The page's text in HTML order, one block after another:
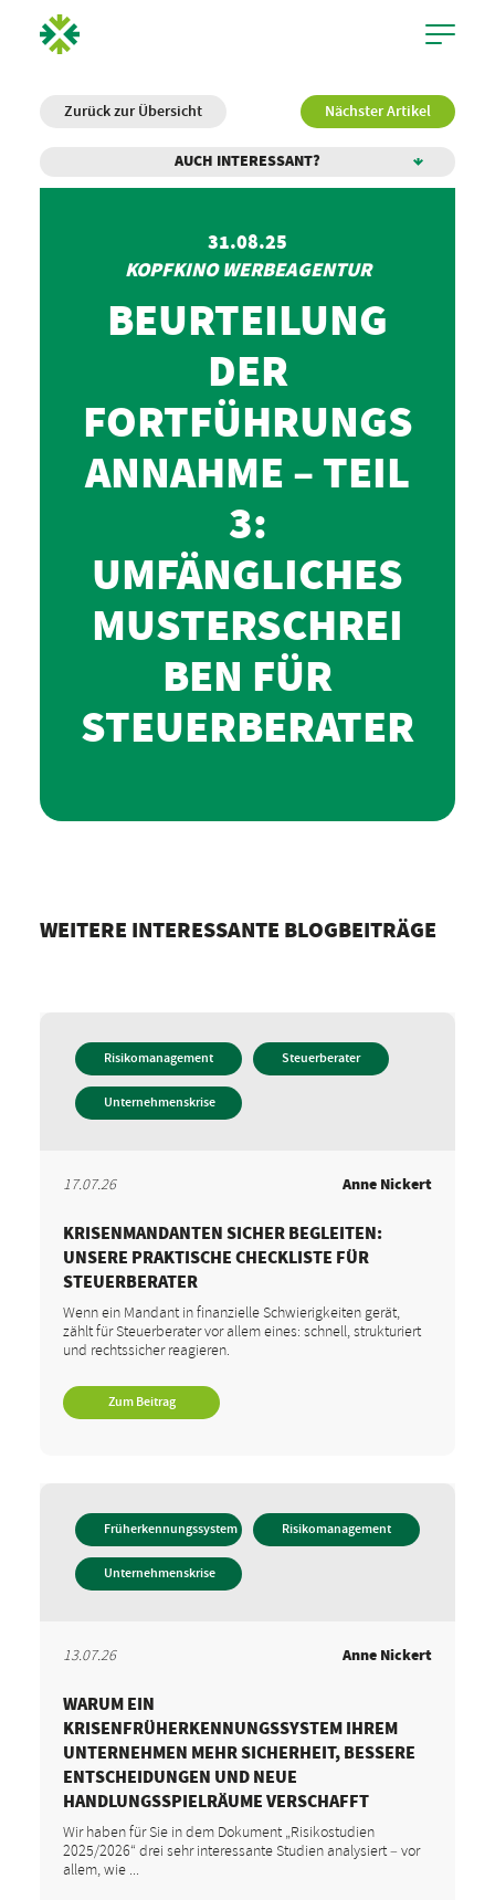
Zurück zur Übersicht Nächster Artikel
AUCH INTERESSANT?
31.08.25
KOPFKINO WERBEAGENTUR
BEURTEILUNG
DER
FORTFÜHRUNGS
ANNAHME – TEIL
3:
UMFÄNGLICHES
MUSTERSCHREI
BEN FÜR
STEUERBERATER
WEITERE INTERESSANTE BLOGBEITRÄGE
Risikomanagement Steuerberater
Unternehmenskrise
17.07.26 Anne Nickert
KRISENMANDANTEN SICHER BEGLEITEN:
UNSERE PRAKTISCHE CHECKLISTE FÜR
STEUERBERATER
Wenn ein Mandant in finanzielle Schwierigkeiten gerät,
zählt für Steuerberater vor allem eines: schnell, strukturiert
und rechtssicher reagieren.
Zum Beitrag
Früherkennungssystem Risikomanagement
Unternehmenskrise
13.07.26 Anne Nickert
WARUM EIN
KRISENFRÜHERKENNUNGSSYSTEM IHREM
UNTERNEHMEN MEHR SICHERHEIT, BESSERE
ENTSCHEIDUNGEN UND NEUE
HANDLUNGSSPIELRÄUME VERSCHAFFT
Wir haben für Sie in dem Dokument „Risikostudien
2025/2026“ drei sehr interessante Studien analysiert – vor
allem, wie ...